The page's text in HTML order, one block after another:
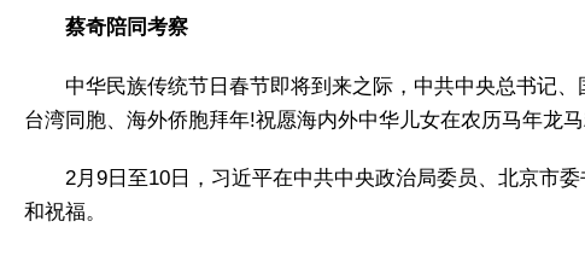
蔡奇陪同考察
中华民族传统节日春节即将到来之际，中共中央总书记
台湾同胞、海外侨胞拜年!祝愿海内外中华儿女在农历马年龙
2月9日至10日，习近平在中共中央政治局委员、北京市
和祝福。